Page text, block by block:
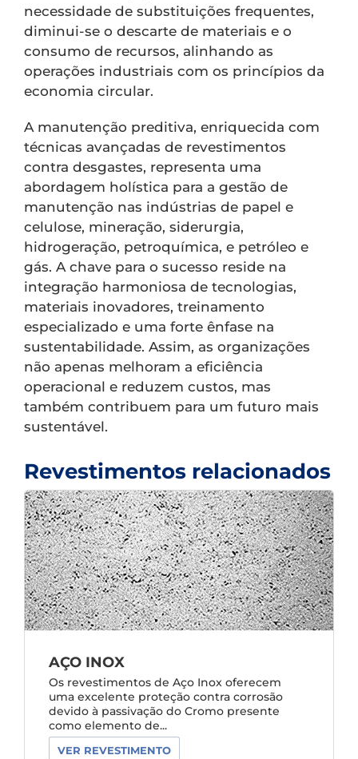
necessidade de substituições frequentes,
diminui-se o descarte de materiais e o
consumo de recursos, alinhando as
operações industriais com os princípios da
economia circular.
A manutenção preditiva, enriquecida com
técnicas avançadas de revestimentos
contra desgastes, representa uma
abordagem holística para a gestão de
manutenção nas indústrias de papel e
celulose, mineração, siderurgia,
hidrogeração, petroquímica, e petróleo e
gás. A chave para o sucesso reside na
integração harmoniosa de tecnologias,
materiais inovadores, treinamento
especializado e uma forte ênfase na
sustentabilidade. Assim, as organizações
não apenas melhoram a eficiência
operacional e reduzem custos, mas
também contribuem para um futuro mais
sustentável.
Revestimentos relacionados
AÇO INOX
Os revestimentos de Aço Inox oferecem
uma excelente proteção contra corrosão
devido à passivação do Cromo presente
como elemento de...
VER REVESTIMENTO